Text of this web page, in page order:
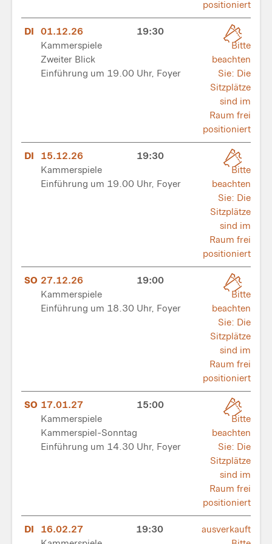
positioniert
DI 01.12.26
19:30
Kammerspiele
Zweiter Blick
Einführung um 19.00 Uhr, Foyer
Bitte
beachten
Sie: Die
Sitzplätze
sind im
Raum frei
positioniert
DI 15.12.26
19:30
Kammerspiele
Einführung um 19.00 Uhr, Foyer
Bitte
beachten
Sie: Die
Sitzplätze
sind im
Raum frei
positioniert
SO 27.12.26
19:00
Kammerspiele
Einführung um 18.30 Uhr, Foyer
Bitte
beachten
Sie: Die
Sitzplätze
sind im
Raum frei
positioniert
SO 17.01.27
15:00
Kammerspiele
Kammerspiel-Sonntag
Einführung um 14.30 Uhr, Foyer
Bitte
beachten
Sie: Die
Sitzplätze
sind im
Raum frei
positioniert
DI 16.02.27
19:30
ausverkauft